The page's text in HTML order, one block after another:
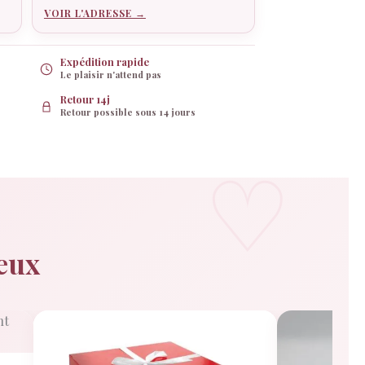
VOIR L'ADRESSE →
Expédition rapide
Le plaisir n'attend pas
Retour 14j
Retour possible sous 14 jours